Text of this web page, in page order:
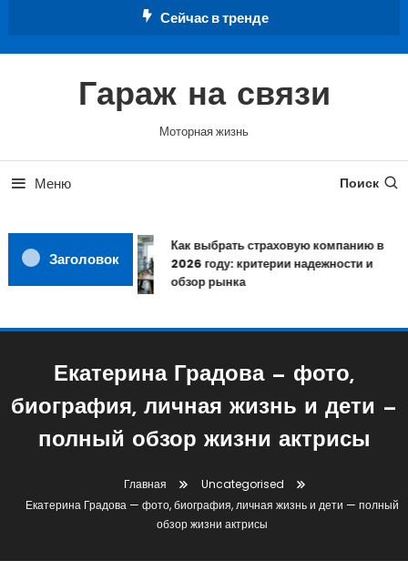
Сейчас в тренде
Гараж на связи
Моторная жизнь
Меню Поиск
Заголовок
Как выбрать страховую компанию в
2026 году: критерии надежности и
обзор рынка
Екатерина Градова — фото,
биография, личная жизнь и дети —
полный обзор жизни актрисы
Главная
Uncategorised
Екатерина Градова — фото, биография, личная жизнь и дети — полный
обзор жизни актрисы